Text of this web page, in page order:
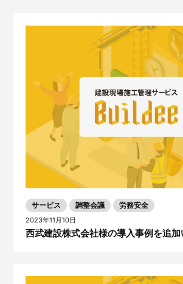
ノウハ
ウ継承を支援するサービスで
サービスサイトを見る
元請会社
トプログ
るサービス
サー
サービス 調整会議 労務安全
2023年11月10日
西武建設株式会社様の導入事例を追